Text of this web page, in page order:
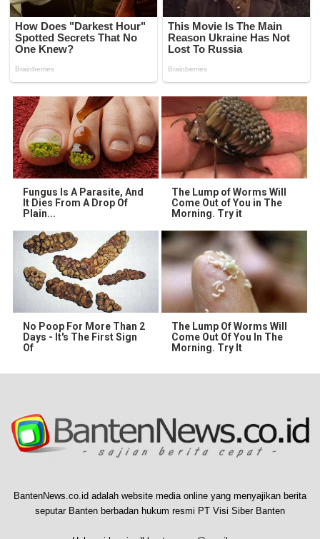
Fungus Is A Parasite, And
It Dies From A Drop Of
Plain...
The Lump of Worms Will
Come Out of You in The
Morning. Try it
No Poop For More Than 2
Days - It's The First Sign
Of
The Lump Of Worms Will
Come Out Of You In The
Morning. Try It
BantenNews.co.id adalah website media online yang menyajikan berita
seputar Banten berbadan hukum resmi PT Visi Siber Banten